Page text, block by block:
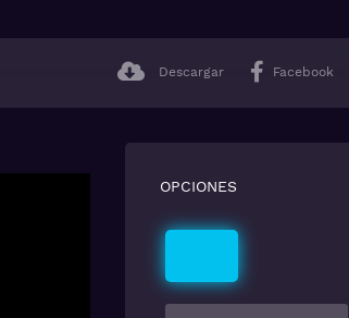
Descargar Facebook
OPCIONES